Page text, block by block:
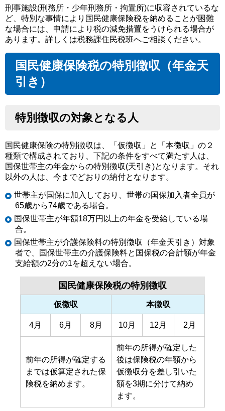
刑事施設(刑務所・少年刑務所・拘置所)に収容されているな
ど、特別な事情により国民健康保険税を納めることが困難
な場合には、申請により税の減免措置をうけられる場合が
あります。詳しくは税務課住民税班へご相談ください。
国民健康保険税の特別徴収（年金天
引き）
特別徴収の対象となる人
国民健康保険の特別徴収は、「仮徴収」と「本徴収」の２
種類で構成されており、下記の条件をすべて満たす人は、
国保世帯主の年金からの特別徴収(天引き)となります。それ
以外の人は、今までどおりの納付となります。
世帯主が国保に加入しており、世帯の国保加入者全員が
65歳から74歳である場合。
国保世帯主が年額18万円以上の年金を受給している場
合。
国保世帯主が介護保険料の特別徴収（年金天引き）対象
者で、国保世帯主の介護保険料と国保税の合計額が年金
支給額の2分の1を超えない場合。
国民健康保険税の特別徴収
仮徴収 本徴収
4月 6月 8月 10月 12月 2月
前年の所得が確定する
までは仮算定された保
険税を納めます。
前年の所得が確定した
後は保険税の年額から
仮徴収分を差し引いた
額を3期に分けて納め
ます。